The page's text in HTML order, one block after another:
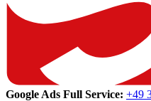
Google Ads Full Service: +49